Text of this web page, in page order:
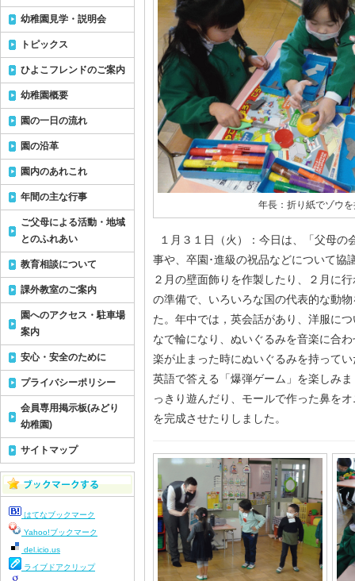
年長：折り紙でゾウ
１月３１日（火）：今日は、「父母の
事や、卒園･進級の祝品などについて協
２月の壁面飾りを作製したり、２月に
の準備で、いろいろな国の代表的な動
た。年中では，英会話があり、洋服に
なで輪になり、ぬいぐるみを音楽に合
楽が止まった時にぬいぐるみを持って
英語で答える「爆弾ゲーム」を楽しみ
っきり遊んだり、モールで作った鼻を
を完成させたりしました。
幼稚園見学・説明会
トピックス
ひよこフレンドのご案内
幼稚園概要
園の一日の流れ
園の沿革
園内のあれこれ
年間の主な行事
ご父母による活動・地域
とのふれあい
教育相談について
課外教室のご案内
園へのアクセス・駐車場
案内
安心・安全のために
プライバシーポリシー
会員専用掲示板(みどり
幼稚園)
サイトマップ
はてなブックマーク
Yahoo!ブックマーク
del.icio.us
ライブドアクリップ